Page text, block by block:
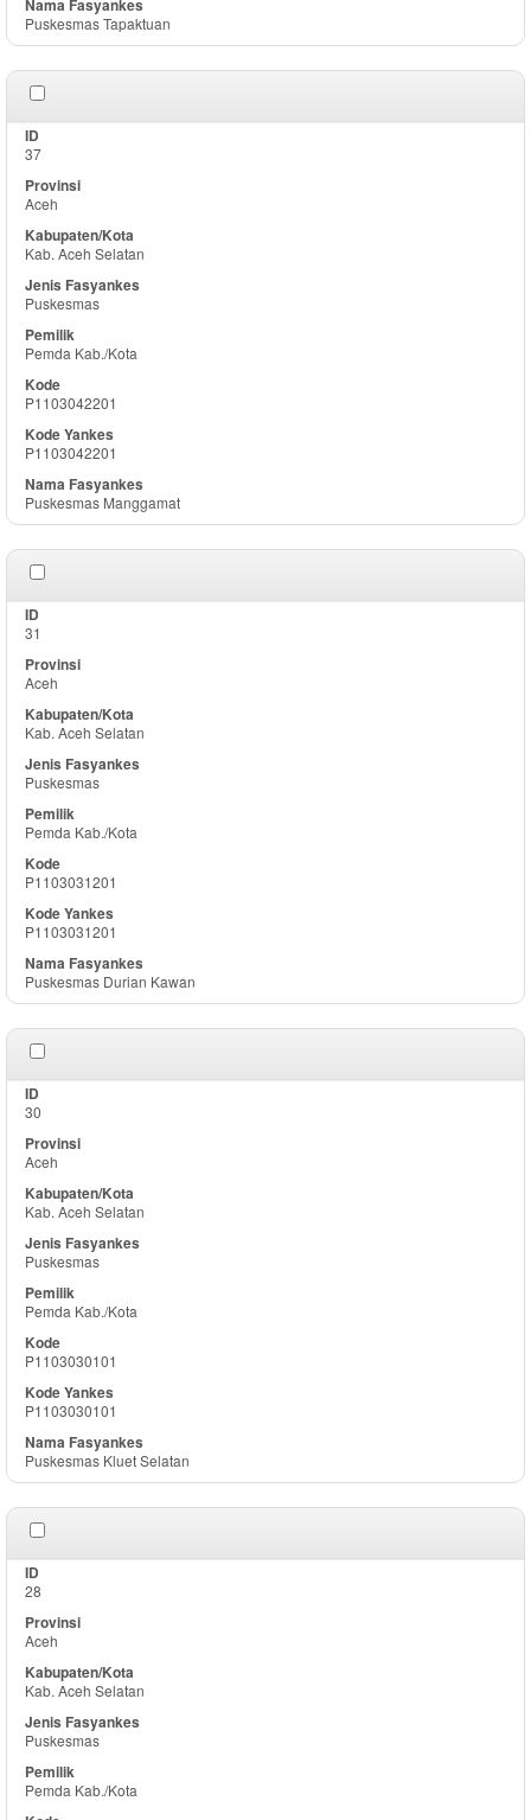
Puskesmas Tapaktuan
37
Aceh
Kab. Aceh Selatan
Puskesmas
Pemda Kab./Kota
P1103042201
P1103042201
Puskesmas Manggamat
31
Aceh
Kab. Aceh Selatan
Puskesmas
Pemda Kab./Kota
P1103031201
P1103031201
Puskesmas Durian Kawan
30
Aceh
Kab. Aceh Selatan
Puskesmas
Pemda Kab./Kota
P1103030101
P1103030101
Puskesmas Kluet Selatan
28
Aceh
Kab. Aceh Selatan
Puskesmas
Pemda Kab./Kota